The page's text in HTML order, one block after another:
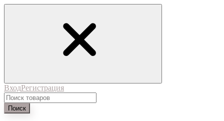
ВходРегистрация
Поиск